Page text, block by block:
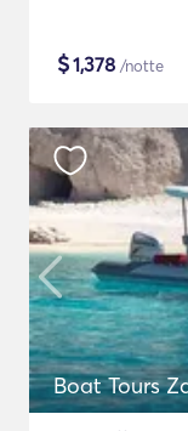
$1,378 /notte
Boat Tours